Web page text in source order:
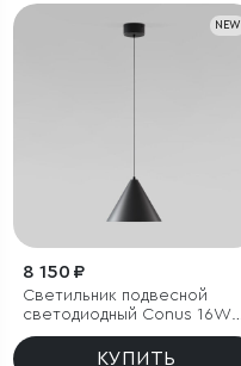
NEW
8 150 ₽
Светильник подвесной
светодиодный Conus 16W
3000K черный
КУПИТЬ